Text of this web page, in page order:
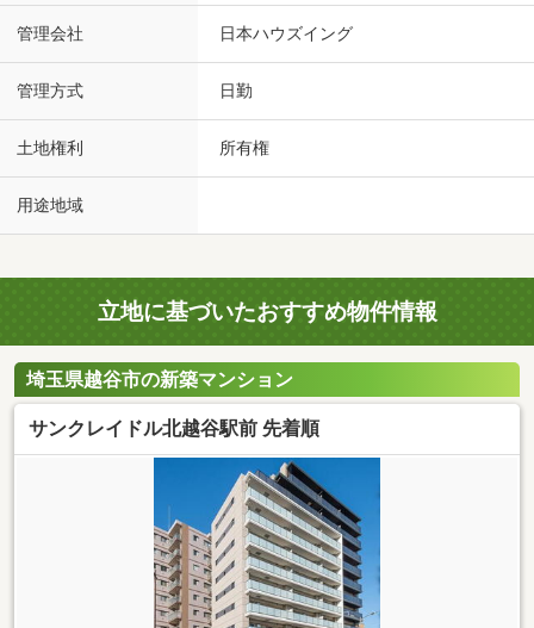
管理会社 日本ハウズイング
管理方式 日勤
土地権利 所有権
用途地域
立地に基づいたおすすめ物件情報
埼玉県越谷市の新築マンション
サンクレイドル北越谷駅前 先着順